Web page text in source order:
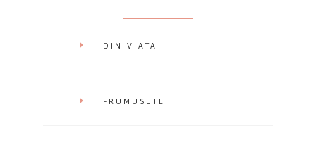
DIN VIATA
FRUMUSETE